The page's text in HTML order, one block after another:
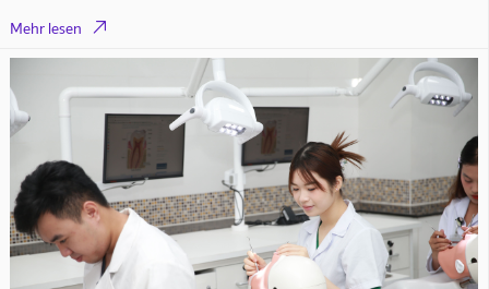
Mehr lesen 